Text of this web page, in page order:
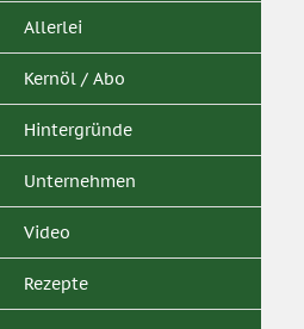
Allerlei
Kernöl / Abo
Hintergründe
Unternehmen
Video
Rezepte